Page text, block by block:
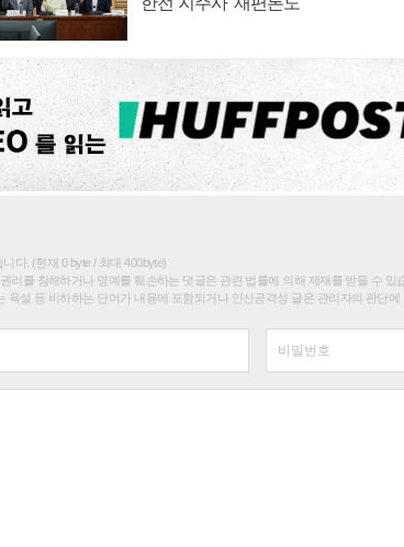
다. (현재 0 byte / 최대 400byte)
리를 침해하거나 명예를 훼손하는 댓글은 관련 법률에 의해 제재를 받을 수 있
욕설 등 비하하는 단어가 내용에 포함되거나 인신공격성 글은 관리자의 판단에